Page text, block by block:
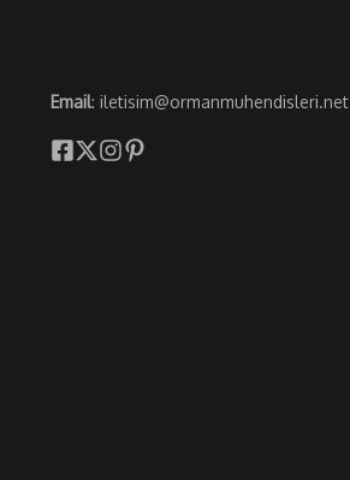
Email: iletisim@ormanmuhendisleri.net